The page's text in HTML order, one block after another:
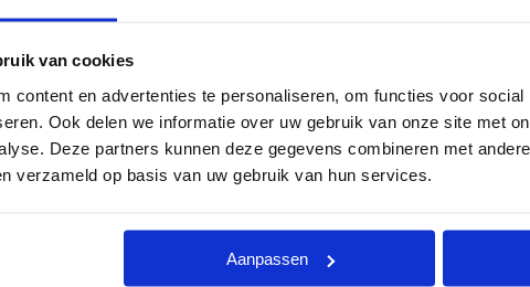
van cookies
content en advertenties te personaliseren, om functies voor
Ook delen we informatie over uw gebruik van onze site met
Deze partners kunnen deze gegevens combineren met
verzameld op basis van uw gebruik van hun services.
Aanpassen
kan Goedkope Uitvaart24 u een
afscheid tegen een eerlijk tarief
ontvangen? Goedkope
Neemt u vrijblijvend contact met ons